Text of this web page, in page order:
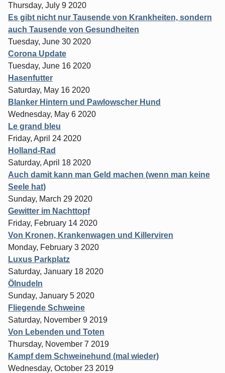
Thursday, July 9 2020
Es gibt nicht nur Tausende von Krankheiten, sondern
auch Tausende von Gesundheiten
Tuesday, June 30 2020
Corona Update
Tuesday, June 16 2020
Hasenfutter
Saturday, May 16 2020
Blanker Hintern und Pawlowscher Hund
Wednesday, May 6 2020
Le grand bleu
Friday, April 24 2020
Holland-Rad
Saturday, April 18 2020
Auch damit kann man Geld machen (wenn man keine
Seele hat)
Sunday, March 29 2020
Gewitter im Nachttopf
Friday, February 14 2020
Von Kronen, Krankenwagen und Killerviren
Monday, February 3 2020
Luxus Parkplatz
Saturday, January 18 2020
Ölnudeln
Sunday, January 5 2020
Fliegende Schweine
Saturday, November 9 2019
Von Lebenden und Toten
Thursday, November 7 2019
Kampf dem Schweinehund (mal wieder)
Wednesday, October 23 2019